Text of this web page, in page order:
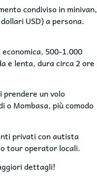
condiviso in minivan,
USD) a persona.
500-1.000
e lenta, dura circa 2 ore
prendere un volo
o Mombasa, più comodo
privati con autista
tour operator locali.
dettagli!